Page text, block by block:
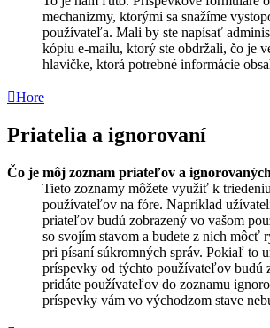
mechanizmy, ktorými sa snažíme
používateľa. Mali by ste napísať
kópiu e-mailu, ktorý ste obdržali, čo je
hlavičke, ktorá potrebné informácie
Hore
Priatelia a ignorovaní
Čo je môj zoznam priateľov a
Tieto zoznamy môžete využiť k
používateľov na fóre. Napríklad
priateľov budú zobrazený vo vašom
so svojím stavom a budete z nich môcť
pri písaní súkromných správ. Pokiaľ to
príspevky od týchto používateľov budú
pridáte používateľov do zoznamu
príspevky vám vo východzom stave